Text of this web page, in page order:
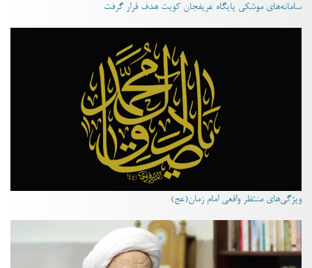
سامانه‌های موشکی پایگاه عریفجان کویت هدف قرار گرفت
ویژگی‌های منتظر واقعی امام زمان(عج)